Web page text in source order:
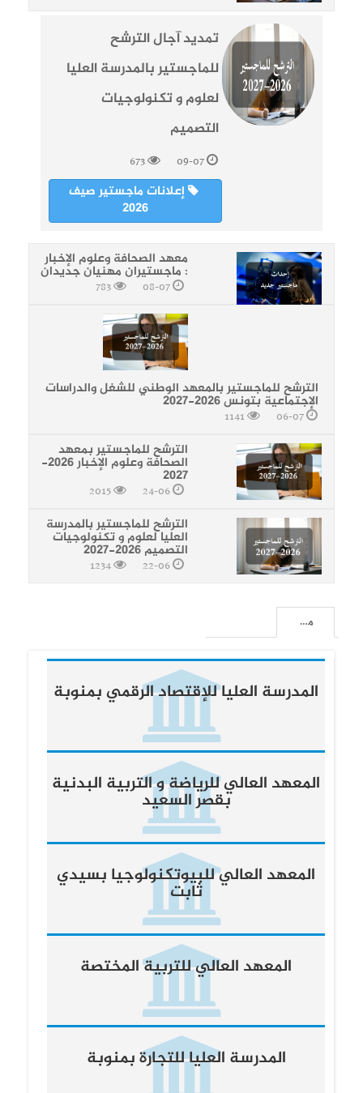
تمديد آجال الترشح
للماجستير بالمدرسة العليا
لعلوم و تكنولوجيات
التصميم
09-07
673
إعلانات ماجستير صيف
2026
معهد الصحافة وعلوم الإخبار
: ماجستيران مهنيان جديدان
الترشح للماجستير بالمعهد الوطني للشغل والدراسات
الإجتماعية بتونس 2026-2027
الترشح للماجستير بمعهد
الصحافة وعلوم الإخبار 2026-
2027
الترشح للماجستير بالمدرسة
العليا لعلوم و تكنولوجيات
التصميم 2026-2027
مؤسسات جامعية
المدرسة العليا للإقتصاد الرقمي بمنوبة
المعهد العالي للرياضة و التربية البدنية
بقصر السعيد
المعهد العالي للبيوتكنولوجيا بسيدي
ثابت
المعهد العالي للتربية المختصة
المدرسة العليا للتجارة بمنوبة